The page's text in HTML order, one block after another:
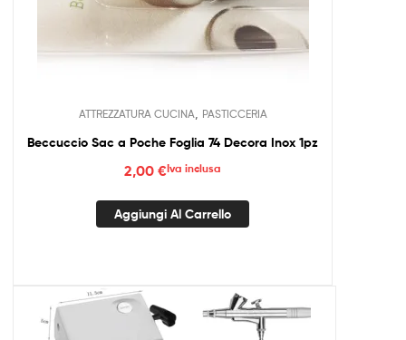
ATTREZZATURA CUCINA PASTICCERIA
Beccuccio Sac a Poche Foglia 74 Decora Inox 1pz
2,00 €Iva inclusa
Aggiungi Al Carrello